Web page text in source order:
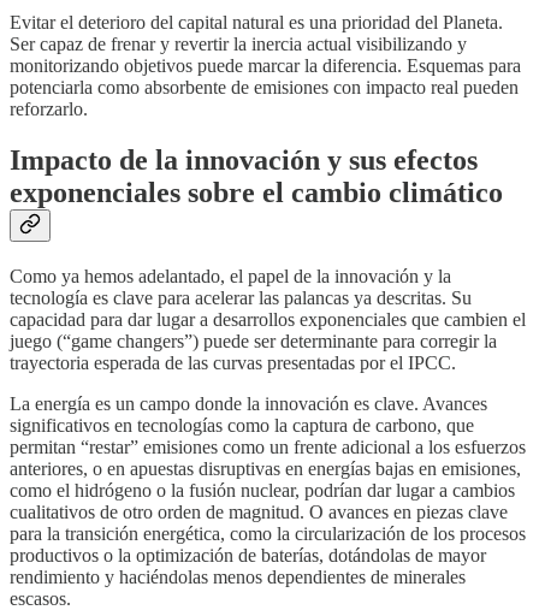
Evitar el deterioro del capital natural es una prioridad del Planeta.
Ser capaz de frenar y revertir la inercia actual visibilizando y
monitorizando objetivos puede marcar la diferencia. Esquemas para
potenciarla como absorbente de emisiones con impacto real pueden
reforzarlo.
Impacto de la innovación y sus efectos
exponenciales sobre el cambio climático
Como ya hemos adelantado, el papel de la innovación y la
tecnología es clave para acelerar las palancas ya descritas. Su
capacidad para dar lugar a desarrollos exponenciales que cambien el
juego (“game changers”) puede ser determinante para corregir la
trayectoria esperada de las curvas presentadas por el IPCC.
La energía es un campo donde la innovación es clave. Avances
significativos en tecnologías como la captura de carbono, que
permitan “restar” emisiones como un frente adicional a los esfuerzos
anteriores, o en apuestas disruptivas en energías bajas en emisiones,
como el hidrógeno o la fusión nuclear, podrían dar lugar a cambios
cualitativos de otro orden de magnitud. O avances en piezas clave
para la transición energética, como la circularización de los procesos
productivos o la optimización de baterías, dotándolas de mayor
rendimiento y haciéndolas menos dependientes de minerales
escasos.